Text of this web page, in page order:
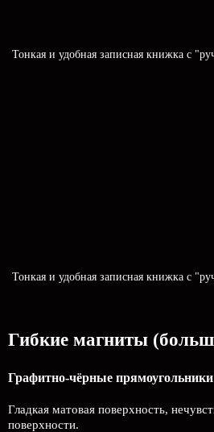
Тонкая и удобная записная книжка с
Тонкая и удобная записная книжка с
Гибкие магниты
Графитно-чёрные
Гладкая матовая поверхность,
поверхности.